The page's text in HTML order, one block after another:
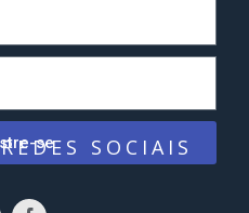
se SOCIAIS